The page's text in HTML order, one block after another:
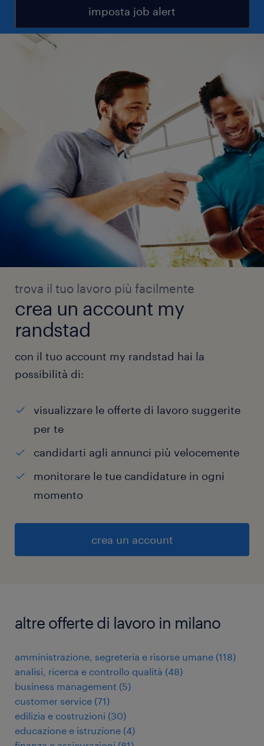
imposta job alert
trova il tuo lavoro più facilmente
crea un account my
randstad
con il tuo account my randstad hai la
possibilità di:
visualizzare le offerte di lavoro suggerite
per te
candidarti agli annunci più velocemente
monitorare le tue candidature in ogni
momento
crea un account
altre offerte di lavoro in milano
amministrazione, segreteria e risorse umane (118)
analisi, ricerca e controllo qualità (48)
business management (5)
customer service (71)
edilizia e costruzioni (30)
educazione e istruzione (4)